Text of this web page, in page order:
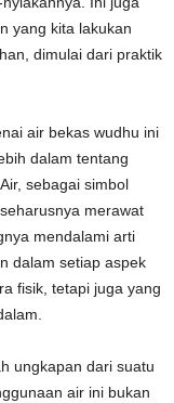
yang kita lakukan
dimulai dari praktik
air bekas wudhu ini
dalam tentang
sebagai simbol
merawat
mendalami arti
dalam setiap aspek
fisik, tetapi juga yang
ungkapan dari suatu
air ini bukan